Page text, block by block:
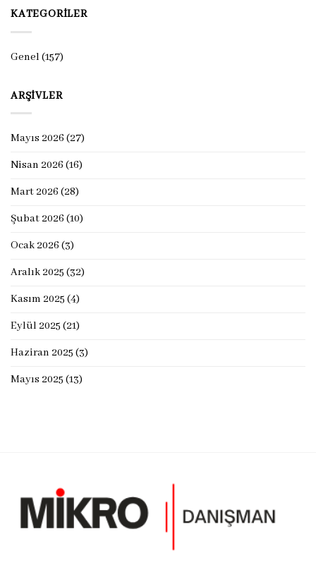
KATEGORILER
Genel(157)
ARŞIVLER
Mayıs 2026 (27)
Nisan 2026 (16)
Mart 2026 (28)
Şubat 2026 (10)
Ocak 2026 (3)
Aralık 2025 (32)
Kasım 2025 (4)
Eylül 2025 (21)
Haziran 2025 (3)
Mayıs 2025 (13)